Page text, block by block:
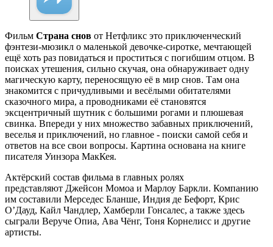
Фильм Страна снов от Нетфликс это приключенческий
фэнтези-мюзикл о маленькой девочке-сиротке, мечтающей
ещё хоть раз повидаться и проститься с погибшим отцом. В
поисках утешения, сильно скучая, она обнаруживает одну
магическую карту, переносящую её в мир снов. Там она
знакомится с причудливыми и весёлыми обитателями
сказочного мира, а проводниками её становятся
эксцентричный шутник с большими рогами и плюшевая
свинка. Впереди у них множество забавных приключений,
веселья и приключений, но главное - поиски самой себя и
ответов на все свои вопросы. Картина основана на книге
писателя Уинзора МакКея.
Актёрский состав фильма в главных ролях
представляют Джейсон Момоа и Марлоу Баркли. Компанию
им составили Мерседес Бланше, Индия де Бефорт, Крис
О’Дауд, Кайл Чандлер, Хамберли Гонсалес, а также здесь
сыграли Веруче Опиа, Ава Чёнг, Тоня Корнелисс и другие
артисты.